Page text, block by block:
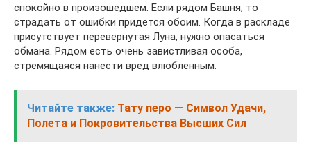
спокойно в произошедшем. Если рядом Башня, то
страдать от ошибки придется обоим. Когда в раскладе
присутствует перевернутая Луна, нужно опасаться
обмана. Рядом есть очень завистливая особа,
стремящаяся нанести вред влюбленным.
Читайте также: Тату перо — Символ Удачи,
Полета и Покровительства Высших Сил